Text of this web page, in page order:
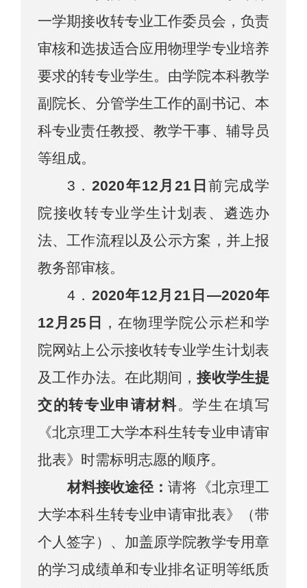
一学期接收转专业工作委员会，负责
审核和选拔适合应用物理学专业培养
要求的转专业学生。由学院本科教学
副院长、 分管学生工作的副书记、本
科专业责任教授、教学干事、辅导员
等组成。
3．2020年12月21 日 前完成学
院接收转专业学生计划表、遴选办
法、工作流程以及公示方案，并上报
教务部审核。
4 ． 2020年12月 21 日 —2020年
12月25 日
，在物理学院公示栏和学
院网站上公示接收转专业学生计划表
及工作办法。在此期间，接收学生提
交的转专业申请材料。学生在填写
《北京理工大学本科生转专业申请审
批表》时需标明志愿的顺序。
材料接收途径：请将 《北京理工
大学本科生转专业申请审批表》
（带
个人签字） 、加盖原学院教学专用章
的学习成绩单和专业排名证明等纸质